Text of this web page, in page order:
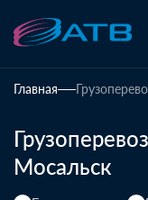
Главная
Мосальск